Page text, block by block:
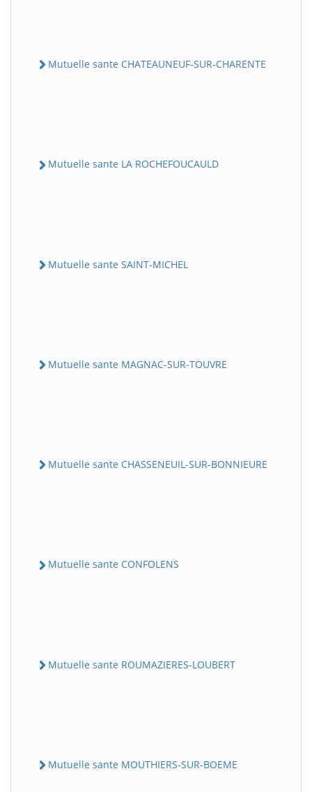
Mutuelle sante CHATEAUNEUF-SUR-CHARENTE
Mutuelle sante LA ROCHEFOUCAULD
Mutuelle sante SAINT-MICHEL
Mutuelle sante MAGNAC-SUR-TOUVRE
Mutuelle sante CHASSENEUIL-SUR-BONNIEURE
Mutuelle sante CONFOLENS
Mutuelle sante ROUMAZIERES-LOUBERT
Mutuelle sante MOUTHIERS-SUR-BOEME